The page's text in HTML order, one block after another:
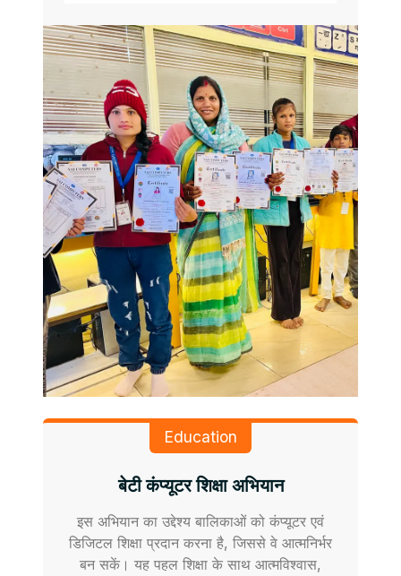
Education
बेटी कंप्यूटर शिक्षा अभियान
इस अभियान का उद्देश्य बालिकाओं को कंप्यूटर एवं
डिजिटल शिक्षा प्रदान करना है, जिससे वे आत्मनिर्भर
बन सकें। यह पहल शिक्षा के साथ आत्मविश्वास,